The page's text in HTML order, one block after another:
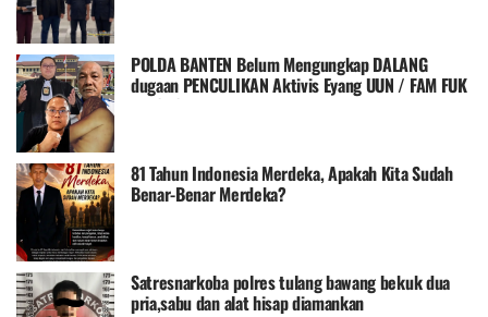
POLDA BANTEN Belum Mengungkap DALANG
dugaan PENCULIKAN Aktivis Eyang UUN / FAM FUK
TJHONG. Keberanian Polda Banten Diuji Ujar
81 Tahun Indonesia Merdeka, Apakah Kita Sudah
Benar-Benar Merdeka?
Satresnarkoba polres tulang bawang bekuk dua
pria,sabu dan alat hisap diamankan